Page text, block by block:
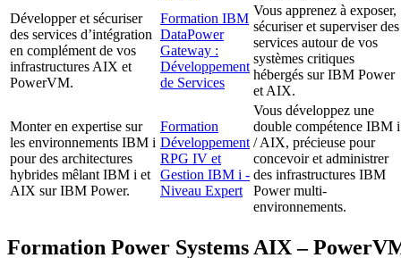
Développer et sécuriser
des services d’intégration
en complément de vos
infrastructures AIX et
PowerVM.
Formation IBM
DataPower
Gateway :
Développement
de Services
Vous apprenez à exposer,
sécuriser et superviser des
services autour de vos
systèmes critiques
hébergés sur IBM Power
et AIX.
Monter en expertise sur
les environnements IBM i
pour des architectures
hybrides mêlant IBM i et
AIX sur IBM Power.
Formation
Développement
RPG IV et
Gestion IBM i -
Niveau Expert
Vous développez une
double compétence IBM i
/ AIX, précieuse pour
concevoir et administrer
des infrastructures IBM
Power multi-
environnements.
Formation Power Systems AIX –